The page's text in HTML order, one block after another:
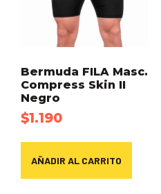
Bermuda FILA Masc.
Compress Skin II
Negro
$1.190
AÑADIR AL CARRITO